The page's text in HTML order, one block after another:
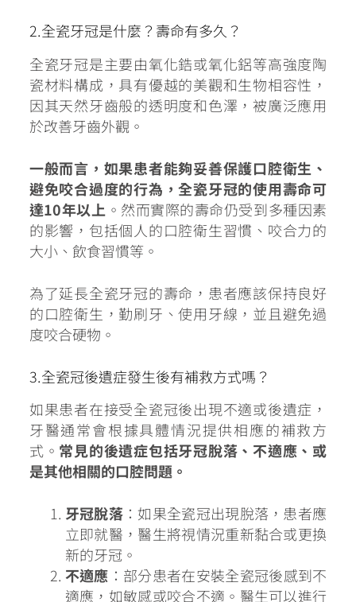
2.全瓷牙冠是什麼？壽命有多久？
全瓷牙冠是主要由氧化鋯或氧化鋁等高強度陶
瓷材料構成，具有優越的美觀和生物相容性，
因其天然牙齒般的透明度和色澤，被廣泛應用
於改善牙齒外觀。
一般而言，如果患者能夠妥善保護口腔衛生、
避免咬合過度的行為，全瓷牙冠的使用壽命可
達10年以上 。然而實際的壽命仍受到多種因素
的影響，包括個人的口腔衛生習慣、咬合力的
大小、飲食習慣等。
為了延長全瓷牙冠的壽命，患者應該保持良好
的口腔衛生，勤刷牙、使用牙線，並且避免過
度咬合硬物。
3.全瓷冠後遺症發生後有補救方式嗎？
如果患者在接受全瓷冠後出現不適或後遺症，
牙醫通常會根據具體情況提供相應的補救方
式。 常見的後遺症包括牙冠脫落、不適應、或
是其他相關的口腔問題。
牙冠脫落 ：如果全瓷冠出現脫落，患者應
立即就醫，醫生將視情況重新黏合或更換
新的牙冠。
不適應 ：部分患者在安裝全瓷冠後感到不
適應，如敏感或咬合不適。醫生可以進行